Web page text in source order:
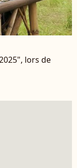
lors de